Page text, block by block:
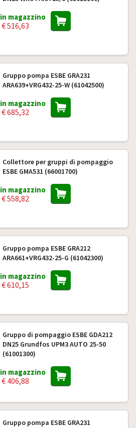
in magazzino
€ 516,63
Gruppo pompa ESBE GRA231
ARA639+VRG432-25-W (61042500)
in magazzino
€ 685,32
Collettore per gruppi di pompaggio
ESBE GMA531 (66001700)
in magazzino
€ 558,82
Gruppo pompa ESBE GRA212
ARA661+VRG432-25-G (61042300)
in magazzino
€ 610,15
Gruppo di pompaggio ESBE GDA212
DN25 Grundfos UPM3 AUTO 25-50
(61001300)
in magazzino
€ 406,88
Gruppo pompa ESBE GRA231